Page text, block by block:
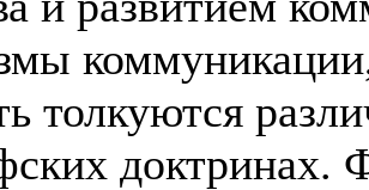
толкуются
доктринах.